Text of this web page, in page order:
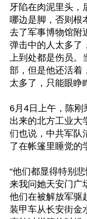
牙陷在肉泥里头，
哪边是脚，否则根
去了军事博物馆附
弹击中的人太多了
上到处都是伤员
部，但是他还活着
太多了，只能眼睁
6月4日上午，陈刚
出来的北方工业大
们也说，中共军队
了在帐篷里睡觉的
“他们都显得特别
来我问她天安门广
他们在被解放军驱
装甲车从长安街金